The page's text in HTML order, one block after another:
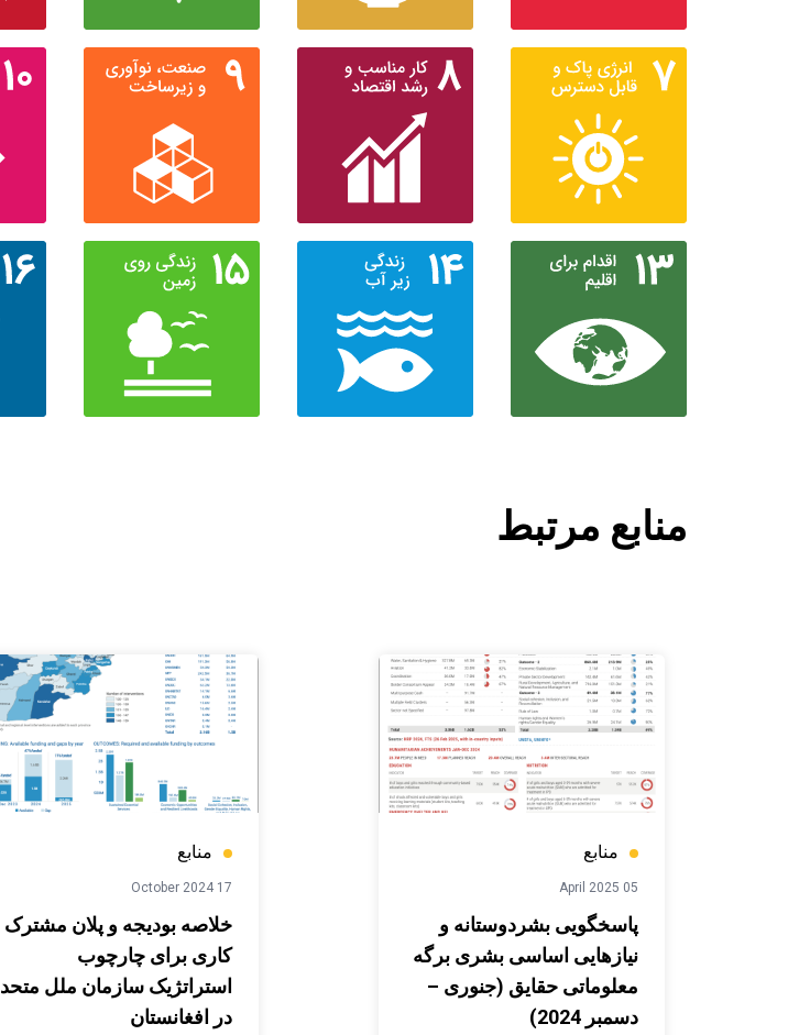
منابع مرتبط
منابع
05 April 2025
پاسخگویی بشردوستانه و
نیازهایی اساسی بشری برگه
معلوماتی حقایق (جنوری –
دسمبر 2024)
منابع
17 October 2024
خلاصه بودیجه و پلان مشترک
کاری برای چارچوب
استراتژیک سازمان ملل متحد
در افغانستان